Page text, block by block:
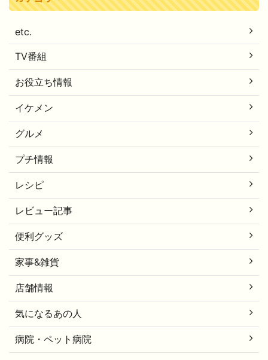
etc.
TV番組
お役立ち情報
イケメン
グルメ
プチ情報
レシピ
レビュー記事
便利グッズ
家事&雑貨
店舗情報
気になるあの人
病院・ペット病院